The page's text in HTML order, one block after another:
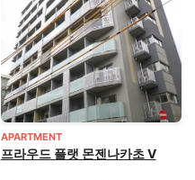
APARTMENT
프라우드 플랫 몬젠나카초 V